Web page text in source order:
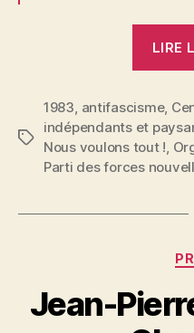
LIRE
Étiquettes
1983, antifascisme,
indépendants et
Nous voulons tout !,
Parti des forces
Jean-